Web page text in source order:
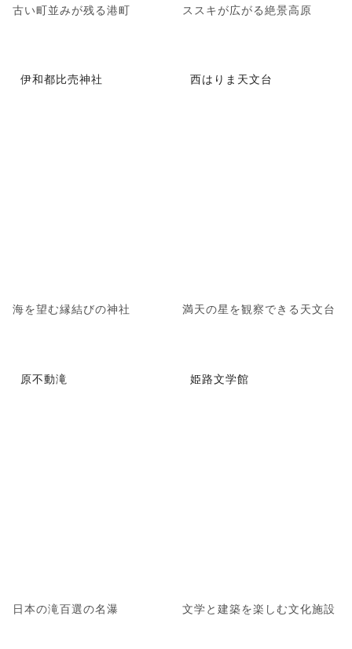
古い町並みが残る港町 ススキが広がる絶景高原
伊和都比売神社
海を望む縁結びの神社
西はりま天文台
満天の星を観察できる天文台
原不動滝
日本の滝百選の名瀑
姫路文学館
文学と建築を楽しむ文化施設